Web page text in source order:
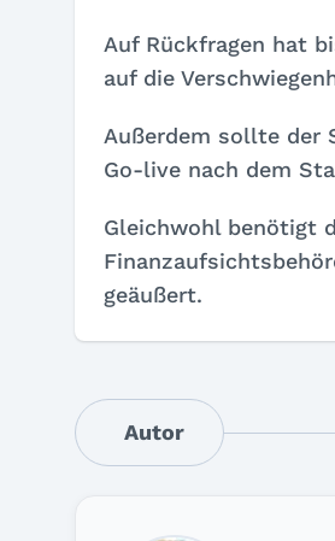
Auf Rückfragen hat
auf die
Außerdem sollte der
Go-live nach dem
Gleichwohl benötigt
geäußert.
Autor